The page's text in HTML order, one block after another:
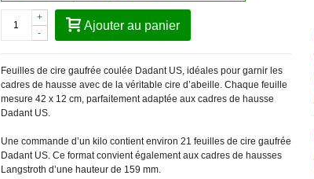
-
+
Ajouter au panier
Feuilles de cire gaufrée coulée Dadant US, idéales pour garnir les
cadres de hausse avec de la véritable cire d’abeille. Chaque feuille
mesure 42 x 12 cm, parfaitement adaptée aux cadres de hausse
Dadant US.
Une commande d’un kilo contient environ 21 feuilles de cire gaufrée
Dadant US. Ce format convient également aux cadres de hausses
Langstroth d’une hauteur de 159 mm.